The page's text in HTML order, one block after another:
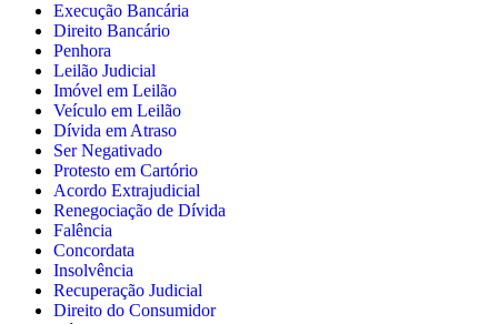
Execução Bancária
Direito Bancário
Penhora
Leilão Judicial
Imóvel em Leilão
Veículo em Leilão
Dívida em Atraso
Ser Negativado
Protesto em Cartório
Acordo Extrajudicial
Renegociação de Dívida
Falência
Concordata
Insolvência
Recuperação Judicial
Direito do Consumidor